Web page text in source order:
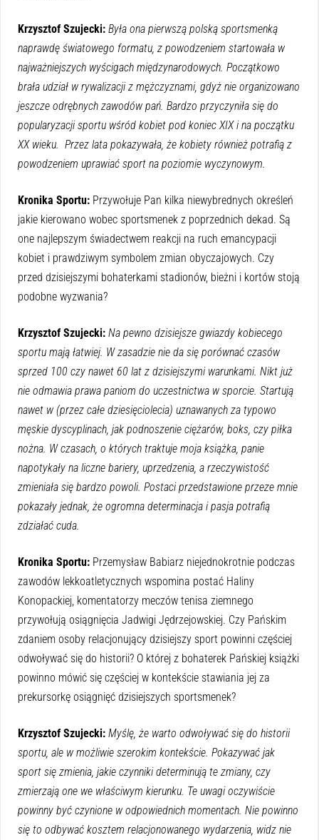
Krzysztof Szujecki: Była ona pierwszą polską sportsmenką
naprawdę światowego formatu, z powodzeniem startowała w
najważniejszych wyścigach międzynarodowych. Początkowo
brała udział w rywalizacji z mężczyznami, gdyż nie organizowano
jeszcze odrębnych zawodów pań. Bardzo przyczyniła się do
popularyzacji sportu wśród kobiet pod koniec XIX i na początku
XX wieku. Przez lata pokazywała, że kobiety również potrafią z
powodzeniem uprawiać sport na poziomie wyczynowym.
Kronika Sportu: Przywołuje Pan kilka niewybrednych określeń
jakie kierowano wobec sportsmenek z poprzednich dekad. Są
one najlepszym świadectwem reakcji na ruch emancypacji
kobiet i prawdziwym symbolem zmian obyczajowych. Czy
przed dzisiejszymi bohaterkami stadionów, bieżni i kortów stoją
podobne wyzwania?
Krzysztof Szujecki: Na pewno dzisiejsze gwiazdy kobiecego
sportu mają łatwiej. W zasadzie nie da się porównać czasów
sprzed 100 czy nawet 60 lat z dzisiejszymi warunkami. Nikt już
nie odmawia prawa paniom do uczestnictwa w sporcie. Startują
nawet w (przez całe dziesięciolecia) uznawanych za typowo
męskie dyscyplinach, jak podnoszenie ciężarów, boks, czy piłka
nożna. W czasach, o których traktuje moja książka, panie
napotykały na liczne bariery, uprzedzenia, a rzeczywistość
zmieniała się bardzo powoli. Postaci przedstawione przeze mnie
pokazały jednak, że ogromna determinacja i pasja potrafią
zdziałać cuda.
Kronika Sportu: Przemysław Babiarz niejednokrotnie podczas
zawodów lekkoatletycznych wspomina postać Haliny
Konopackiej, komentatorzy meczów tenisa ziemnego
przywołują osiągnięcia Jadwigi Jędrzejowskiej. Czy Pańskim
zdaniem osoby relacjonujący dzisiejszy sport powinni częściej
odwoływać się do historii? O której z bohaterek Pańskiej książki
powinno mówić się częściej w kontekście stawiania jej za
prekursorkę osiągnięć dzisiejszych sportsmenek?
Krzysztof Szujecki: Myślę, że warto odwoływać się do historii
sportu, ale w możliwie szerokim kontekście. Pokazywać jak
sport się zmienia, jakie czynniki determinują te zmiany, czy
zmierzają one we właściwym kierunku. Te uwagi oczywiście
powinny być czynione w odpowiednich momentach. Nie powinno
się to odbywać kosztem relacjonowanego wydarzenia, widz nie